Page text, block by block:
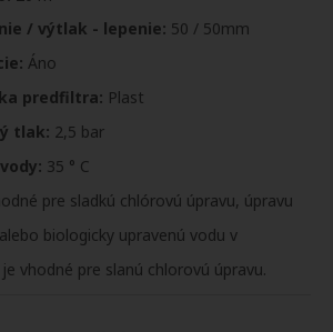
/ výtlak - lepenie: 50 / 50mm
Áno
predfiltra: Plast
tlak: 2,5 bar
35 ° C
pre sladkú chlórovú úpravu, úpravu
biologicky upravenú vodu v
vhodné pre slanú chlorovú úpravu.